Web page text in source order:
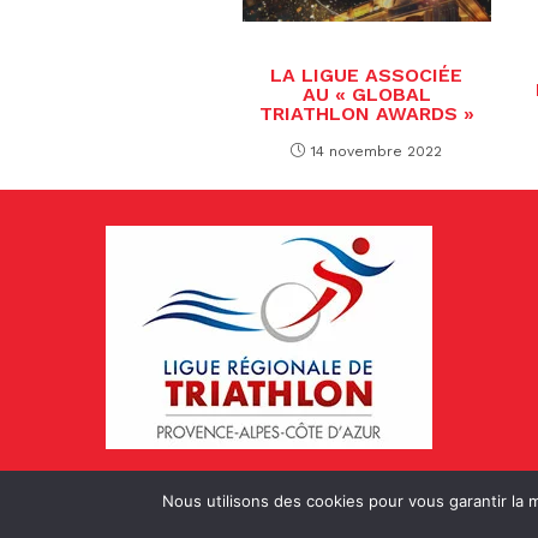
LA LIGUE ASSOCIÉE
AU « GLOBAL
TRIATHLON AWARDS »
14 novembre 2022
Nous utilisons des cookies pour vous garantir